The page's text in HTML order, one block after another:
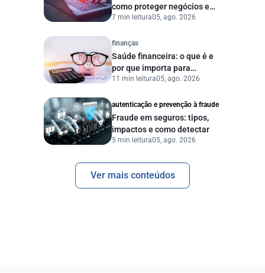
como proteger negócios e
dados digitais
7 min leitura05, ago. 2026
finanças
Saúde financeira: o que é e
por que importa para
pessoas e empresas?
11 min leitura05, ago. 2026
autenticação e prevenção à fraude
Fraude em seguros: tipos,
impactos e como detectar
5 min leitura05, ago. 2026
Ver mais conteúdos